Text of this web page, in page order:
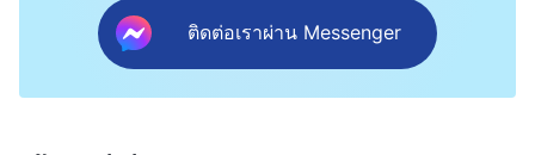
การสามัคคีธรรมที่ยอดเยี่ยมของน้องสาวผู้นี้ ก็กลับ
อิจฉาเธอโดยไม่ได้ตั้งใจ โอ้ พระเจ้า! ข้าพระองค์ไม่รู้
ว่าต้องทำอย่างไร ได้โปรด ขอพระองค์ทรงนำทางข้า
ติดต่อเราผ่าน Messenger